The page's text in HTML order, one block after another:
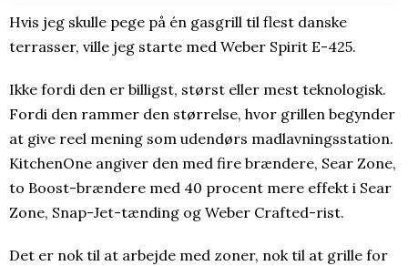
Hvis jeg skulle pege på én gasgrill til flest danske
terrasser, ville jeg starte med Weber Spirit E-425.
Ikke fordi den er billigst, størst eller mest teknologisk.
Fordi den rammer den størrelse, hvor grillen begynder
at give reel mening som udendørs madlavningsstation.
KitchenOne angiver den med fire brændere, Sear Zone,
to Boost-brændere med 40 procent mere effekt i Sear
Zone, Snap-Jet-tænding og Weber Crafted-rist.
Det er nok til at arbejde med zoner, nok til at grille for